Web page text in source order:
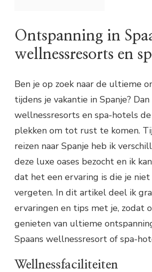
Ontspanning in
wellnessresorts en
Ben je op zoek naar de ultieme
tijdens je vakantie in Spanje? Dan
wellnessresorts en spa-hotels
plekken om tot rust te komen.
reizen naar Spanje heb ik
deze luxe oases bezocht en ik
dat het een ervaring is die je
vergeten. In dit artikel deel ik
ervaringen en tips met je, zodat
genieten van ultieme
Spaans wellnessresort of spa-
Wellnessfaciliteiten